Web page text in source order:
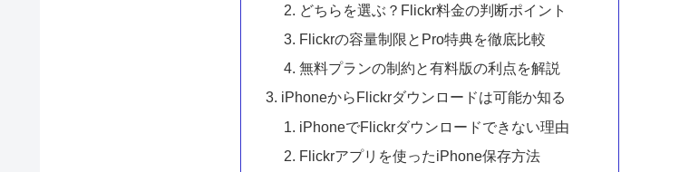
どちらを選ぶ？Flickr料金の判断ポイント
Flickrの容量制限とPro特典を徹底比較
無料プランの制約と有料版の利点を解説
iPhoneからFlickrダウンロードは可能か知る
iPhoneでFlickrダウンロードできない理由
Flickrアプリを使ったiPhone保存方法